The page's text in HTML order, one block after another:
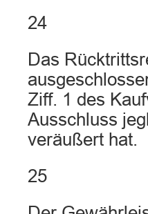
24
Das
Ziff. 1 des
Ausschluss
veräußert hat.
25